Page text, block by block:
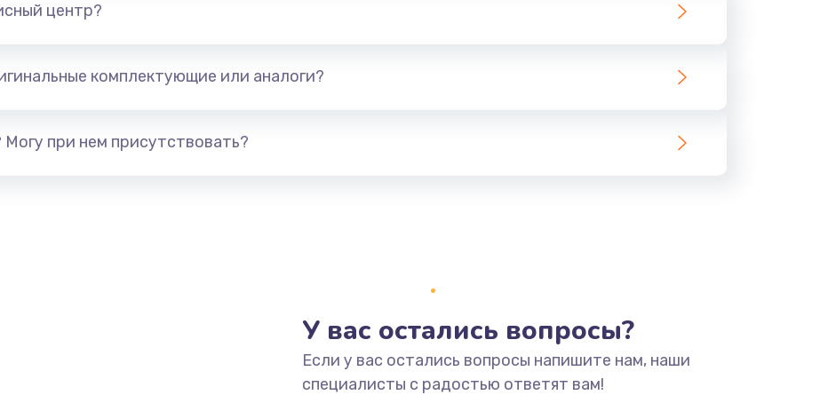
от 590 руб.
Заказать
Заказать
центр?
комплектующие или аналоги?
при нем присутствовать?
У вас остались вопросы?
Если у вас остались вопросы напишите нам, наши
специалисты с радостью ответят вам!